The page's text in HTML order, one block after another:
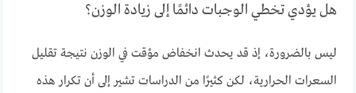
هل يؤدي تخطي الوجبات دائمًا إلى زيادة الوزن؟
ليس بالضرورة، إذ قد يحدث انخفاض مؤقت في الوزن نتيجة تقليل
السعرات الحرارية، لكن كثيرًا من الدراسات تشير إلى أن تكرار هذه